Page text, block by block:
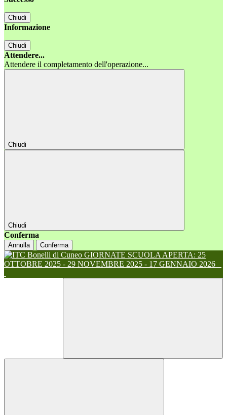
Chiudi
Informazione
Chiudi
Attendere...
Attendere il completamento dell'operazione...
Chiudi
Chiudi
Conferma
Annulla Conferma
GIORNATE SCUOLA APERTA: 25
OTTOBRE 2025 - 29 NOVEMBRE 2025 - 17 GENNAIO 2026